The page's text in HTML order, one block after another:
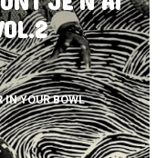
IN YOUR BOWL